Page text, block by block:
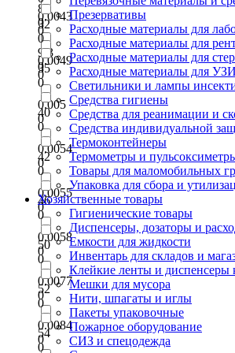
8
0
9.3
0
0.0043
0
0.0049
0
0.005
0
0.0054
0
0.0055
0
0.0058
0
0.0077
0
0.0084
0
32
0
35
0
40
0
42
0
46
0
50
0
52
0
54
0
Презервативы
Расходные материалы для
Расходные материалы для
Расходные материалы для
Расходные материалы для
Светильники и лампы
Средства гигиены
Средства для реанимации и
Средства индивидуальной
Термоконтейнеры
Термометры и
Товары для маломобильных
Упаковка для сбора и
Хозяйственные товары
Гигиенические товары
Диспенсеры, дозаторы и
Емкости для жидкости
Инвентарь для складов и
Клейкие ленты и диспенсеры
Мешки для мусора
Нити, шпагаты и иглы
Пакеты упаковочные
Пожарное оборудование
СИЗ и спецодежда